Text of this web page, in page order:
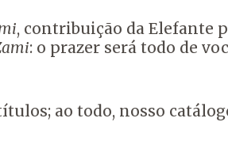
, contribuição da Elefante
: o prazer será todo de
ao todo, nosso